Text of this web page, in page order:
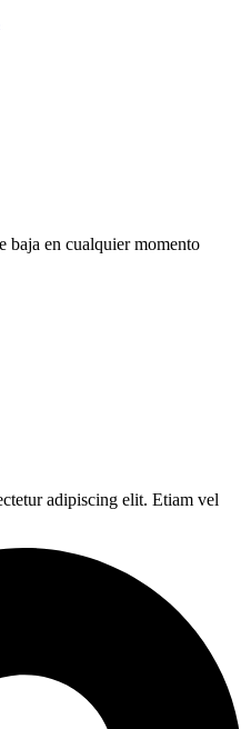
baja en cualquier momento
adipiscing elit. Etiam vel